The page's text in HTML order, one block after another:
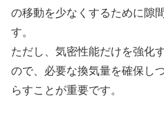
の移動を少なくするために隙
す。
ただし、気密性能だけを強化
ので、必要な換気量を確保し
らすことが重要です。